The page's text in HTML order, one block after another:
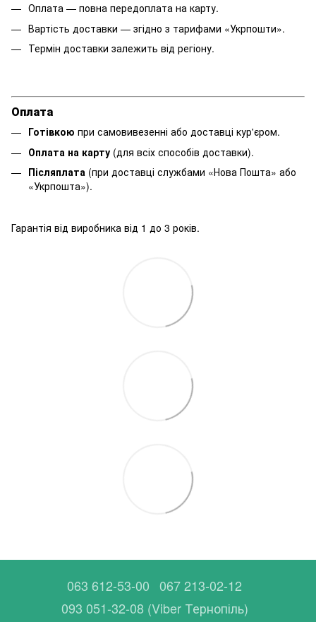
Оплата — повна передоплата на карту.
Вартість доставки — згідно з тарифами «Укрпошти».
Термін доставки залежить від регіону.
Оплата
Готівкою при самовивезенні або доставці кур'єром.
Оплата на карту (для всіх способів доставки).
Післяплата (при доставці службами «Нова Пошта» або
«Укрпошта»).
Гарантія від виробника від 1 до 3 років.
063 612-53-00 067 213-02-12
093 051-32-08 (Viber Тернопіль)